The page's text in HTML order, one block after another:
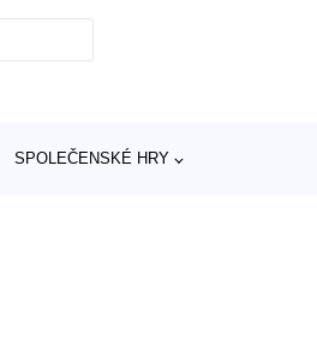
SPOLEČENSKÉ HRY